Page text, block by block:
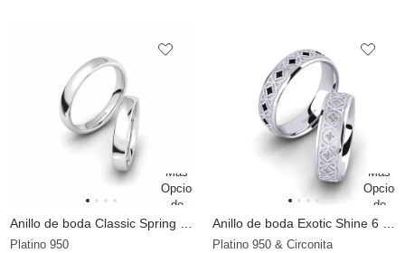
Platino 950 Platino 950 & Circonita